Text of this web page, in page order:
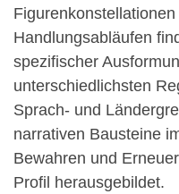
Handlungsabläufen
spezifischer
unterschiedlichsten
Sprach- und
narrativen Bausteine
Bewahren und
Profil herausgebildet.